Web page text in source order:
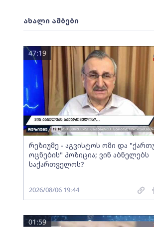
ახალი ამბები
რეზიუმე - აგვისტოს ომი და
ოცნების" პოზიცია; ვინ აბნელებს
საქართველოს?
47:19
2026/08/06 19:44
01:59